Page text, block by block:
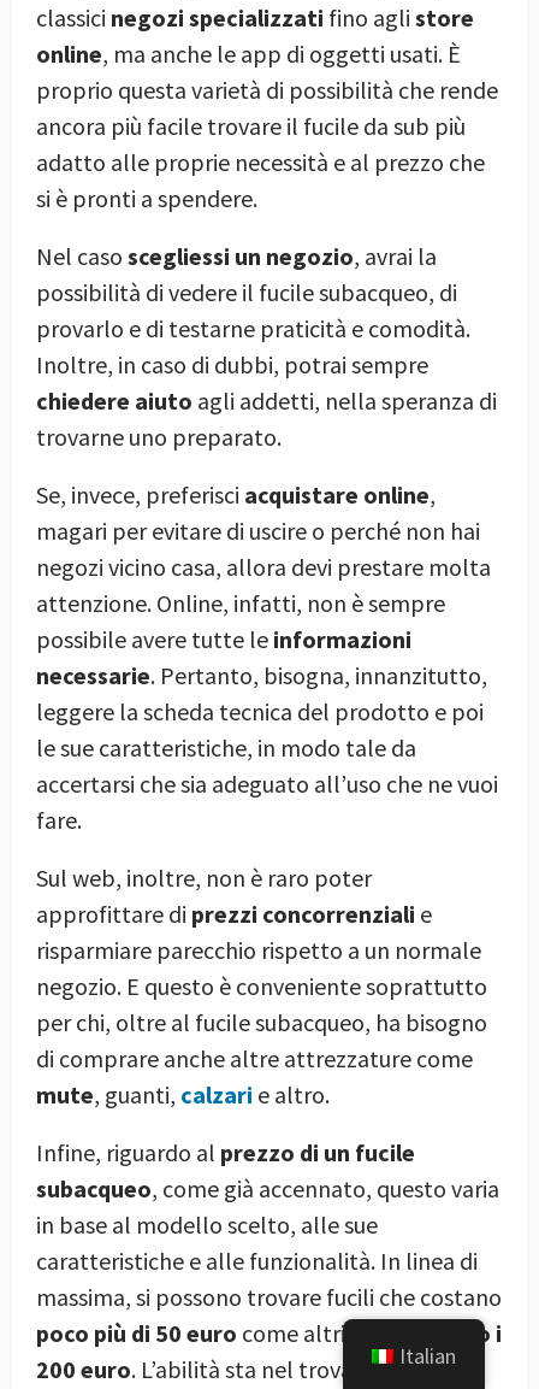
classici negozi specializzati fino agli store
online, ma anche le app di oggetti usati. È
proprio questa varietà di possibilità che rende
ancora più facile trovare il fucile da sub più
adatto alle proprie necessità e al prezzo che
si è pronti a spendere.
Nel caso scegliessi un negozio, avrai la
possibilità di vedere il fucile subacqueo, di
provarlo e di testarne praticità e comodità.
Inoltre, in caso di dubbi, potrai sempre
chiedere aiuto agli addetti, nella speranza di
trovarne uno preparato.
Se, invece, preferisci acquistare online,
magari per evitare di uscire o perché non hai
negozi vicino casa, allora devi prestare molta
attenzione. Online, infatti, non è sempre
possibile avere tutte le informazioni
necessarie. Pertanto, bisogna, innanzitutto,
leggere la scheda tecnica del prodotto e poi
le sue caratteristiche, in modo tale da
accertarsi che sia adeguato all’uso che ne vuoi
fare.
Sul web, inoltre, non è raro poter
approfittare di prezzi concorrenziali e
risparmiare parecchio rispetto a un normale
negozio. E questo è conveniente soprattutto
per chi, oltre al fucile subacqueo, ha bisogno
di comprare anche altre attrezzature come
mute, guanti, calzari e altro.
Infine, riguardo al prezzo di un fucile
subacqueo, come già accennato, questo varia
in base al modello scelto, alle sue
caratteristiche e alle funzionalità. In linea di
massima, si possono trovare fucili che costano
poco più di 50 euro come altri che
superano i
200 euro. L’abilità sta nel trovare il miglior
Italian